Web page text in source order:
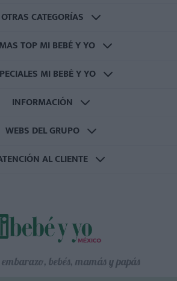
OTRAS CATEGORÍAS
TOP MI BEBÉ Y YO
MI BEBÉ Y YO
INFORMACIÓN
WEBS DEL GRUPO
AL CLIENTE
bebés, mamás y papás